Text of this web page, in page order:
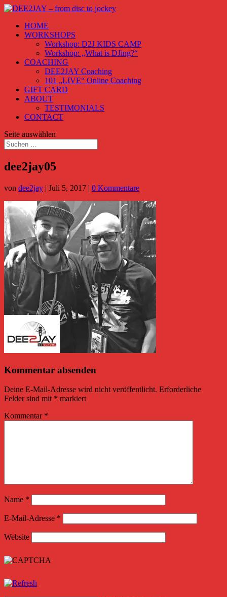
HOME
WORKSHOPS
Workshop: D2J KIDS CAMP
Workshop: „What is DJing?“
COACHING
DEE2JAY Coaching
101 „LIVE“ Online Coaching
GIFT CARD
ABOUT
TESTIMONIALS
CONTACT
Seite auswählen
dee2jay05
von dee2jay | Juli 5, 2017 | 0 Kommentare
Kommentar absenden
Deine E-Mail-Adresse wird nicht veröffentlicht. Erforderliche
Felder sind mit * markiert
Kommentar *
Name *
E-Mail-Adresse *
Website